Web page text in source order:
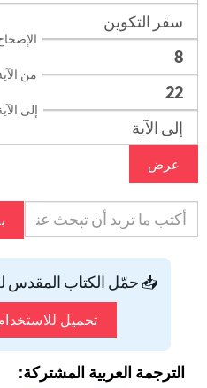
من
إلى
عرض
📥 حمّل الكتاب المقدس
تحميل
الترجمة العربية المشتركة: